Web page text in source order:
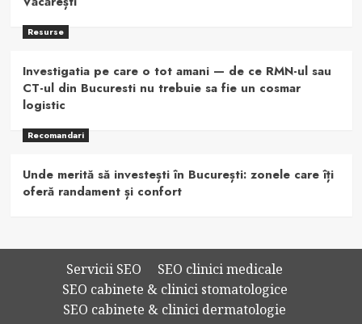
Resurse
Investigatia pe care o tot amani — de ce RMN-ul sau
CT-ul din Bucuresti nu trebuie sa fie un cosmar
logistic
Recomandari
Unde merită să investești în București: zonele care îți
oferă randament și confort
Servicii SEO
SEO clinici medicale
SEO cabinete & clinici stomatologice
SEO cabinete & clinici dermatologie